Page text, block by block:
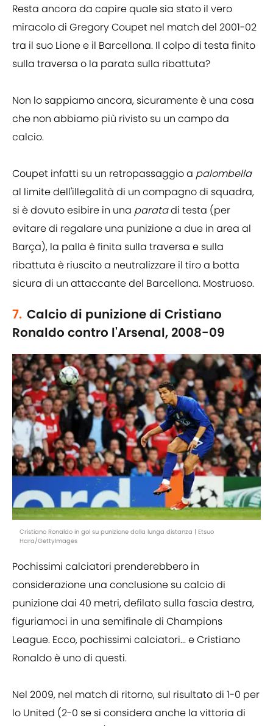
Resta ancora da capire quale sia stato il vero
miracolo di Gregory Coupet nel match del 2001-02
tra il suo Lione e il Barcellona. Il colpo di testa finito
sulla traversa o la parata sulla ribattuta?
Non lo sappiamo ancora, sicuramente è una cosa
che non abbiamo più rivisto su un campo da
calcio.
Coupet infatti su un retropassaggio a palombella
al limite dell'illegalità di un compagno di squadra,
si è dovuto esibire in una paratadi testa (per
evitare di regalare una punizione a due in area al
Barça), la palla è finita sulla traversa e sulla
ribattuta è riuscito a neutralizzare il tiro a botta
sicura di un attaccante del Barcellona. Mostruoso.
7. Calcio di punizione di Cristiano
Ronaldo contro l'Arsenal, 2008-09
Cristiano Ronaldo in gol su punizione dalla lunga distanza | Etsuo
Hara/GettyImages
Pochissimi calciatori prenderebbero in
considerazione una conclusione su calcio di
punizione dai 40 metri, defilato sulla fascia destra,
figuriamoci in una semifinale di Champions
League. Ecco, pochissimi calciatori... e Cristiano
Ronaldo è uno di questi.
Nel 2009, nel match di ritorno, sul risultato di 1-0 per
lo United (2-0 se si considera anche la vittoria di